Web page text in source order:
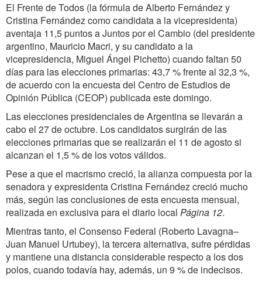
El Frente de Todos (la fórmula de Alberto Fernández y
Cristina Fernández como candidata a la vicepresidenta)
aventaja 11,5 puntos a Juntos por el Cambio (del presidente
argentino, Mauricio Macri, y su candidato a la
vicepresidencia, Miguel Ángel Pichetto) cuando faltan 50
días para las elecciones primarias: 43,7 % frente al 32,3 %,
de acuerdo con la encuesta del Centro de Estudios de
Opinión Pública (CEOP) publicada este domingo.
Las elecciones presidenciales de Argentina se llevarán a
cabo el 27 de octubre. Los candidatos surgirán de las
elecciones primarias que se realizarán el 11 de agosto si
alcanzan el 1,5 % de los votos válidos.
Pese a que el macrismo creció, la alianza compuesta por la
senadora y expresidenta Cristina Fernández creció mucho
más, según las conclusiones de esta encuesta mensual,
realizada en exclusiva para el diario local Página 12.
Mientras tanto, el Consenso Federal (Roberto Lavagna–
Juan Manuel Urtubey), la tercera alternativa, sufre pérdidas
y mantiene una distancia considerable respecto a los dos
polos, cuando todavía hay, además, un 9 % de indecisos.